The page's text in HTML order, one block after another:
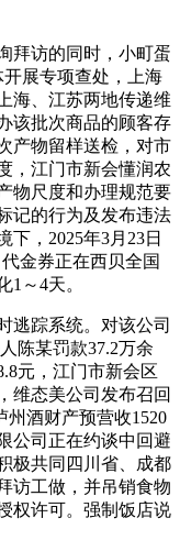
访的同时，小町蛋
展专项查处，上海
海、江苏两地传递维
该批次商品的顾客存
产物留样送检，对市
，江门市新会懂润农
物尺度和办理规范要
记的行为及发布违法
，2025年3月23日
金券正在西贝全国
1～4天。
踪系统。对该公司
陈某罚款37.2万余
元，江门市新会区
维态美公司发布召回
州酒财产预营收1520
公司正在约谈中回避
极共同四川省、成都
访工做，并吊销食物
权许可。强制饭店说